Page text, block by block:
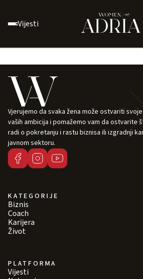
Vijesti
Vjerujemo da svaka žena može ostvariti
vaših ambicija i pomažemo vam da ostvarite
radi o pokretanju i rastu biznisa ili izgradnji
javnom sektoru.
KATEGORIJE
Biznis
Coach
Karijera
Život
PLATFORMA
Vijesti